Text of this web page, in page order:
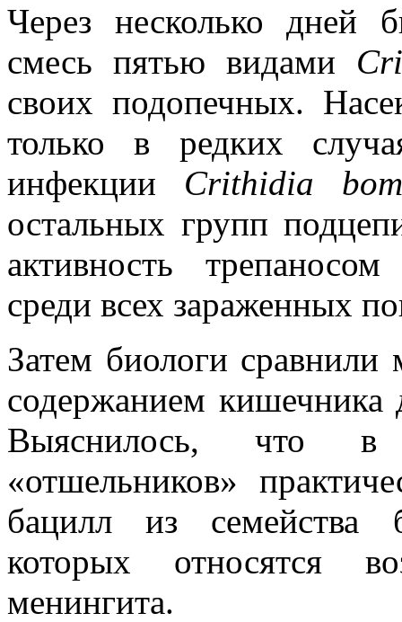
Через несколько дней
смесь пятью видами
своих подопечных.
только в редких
инфекции Crithidia
остальных групп
активность
среди всех зараженных
Затем биологи
содержанием кишечника
Выяснилось, что в
«отшельников»
бацилл из семейства
которых относятся
менингита.